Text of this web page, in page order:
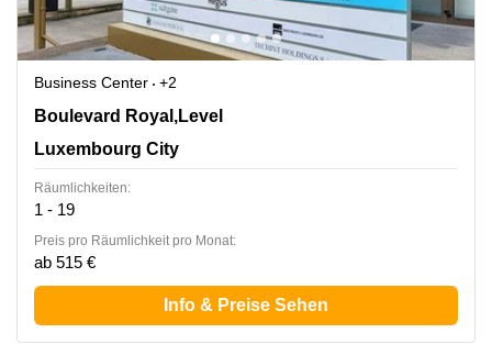
Business Center
+2
26, Boulevard Royal,Level 5, Luxembourg City
Boulevard Royal,Level
Luxembourg City
Räumlichkeiten:
1 - 19
Preis pro Räumlichkeit pro Monat:
ab 515 €
Info & Preise Sehen